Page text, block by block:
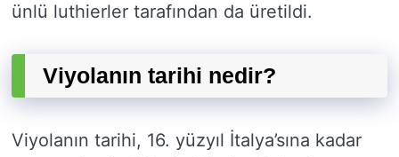
ünlü luthierler tarafından da üretildi.
Viyolanın tarihi nedir?
Viyolanın tarihi, 16. yüzyıl İtalya’sına kadar